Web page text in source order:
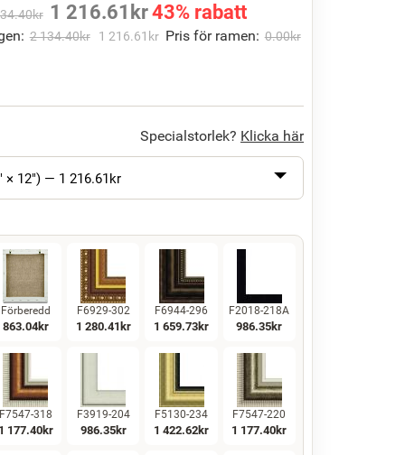
kr 1 216.61 kr43% rabatt
2 134.40kr 1 216.61 kr Pris för ramen: 0.00kr
Specialstorlek? Klicka här
× 12") — 1 216.61kr
Förberedd
863.04kr
F6929-302
1 280.41 kr
F6944-296
1 659.73kr
F2018-218A
986.35kr
F7547-318
1 177.40kr
F3919-204
986.35kr
F5130-234
1 422.62kr
F7547-220
1 177.40kr